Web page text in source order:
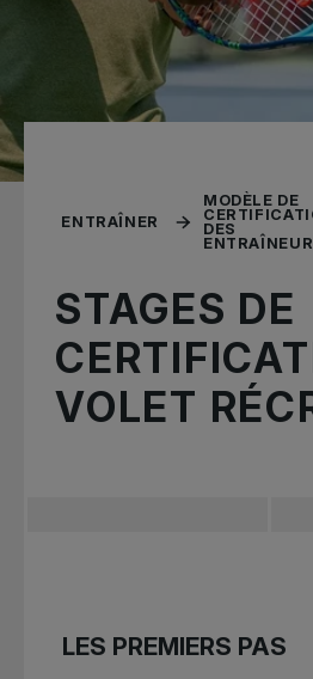
ENTRAÎNER
MODÈLE DE
DES
STAGES DE
VOLET
LES PREMIERS PAS